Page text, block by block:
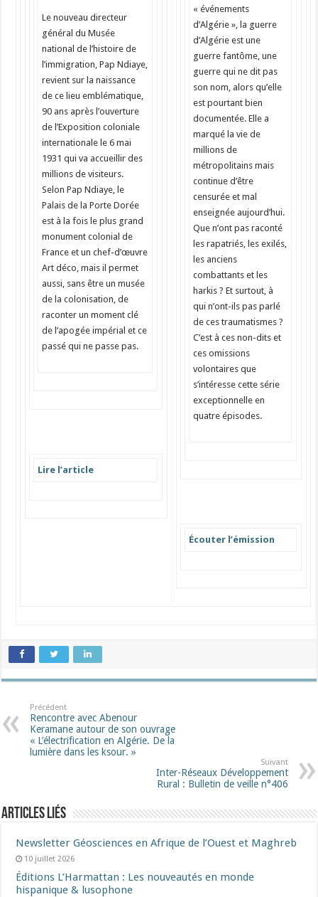
Le nouveau directeur
général du Musée
national de l’histoire de
l’immigration, Pap Ndiaye,
revient sur la naissance
de ce lieu emblématique,
90 ans après l’ouverture
de l’Exposition coloniale
internationale le 6 mai
1931 qui va accueillir des
millions de visiteurs.
Selon Pap Ndiaye, le
Palais de la Porte Dorée
est à la fois le plus grand
monument colonial de
France et un chef-d’œuvre
Art déco, mais il permet
aussi, sans être un musée
de la colonisation, de
raconter un moment clé
de l’apogée impérial et ce
passé qui ne passe pas.
Lire l’article
« événements
d’Algérie », la guerre
d’Algérie est une
guerre fantôme, une
guerre qui ne dit pas
son nom, alors qu’elle
est pourtant bien
documentée. Elle a
marqué la vie de
millions de
métropolitains mais
continue d’être
censurée et mal
enseignée aujourd’hui.
Que n’ont pas raconté
les rapatriés, les exilés,
les anciens
combattants et les
harkis ? Et surtout, à
qui n’ont-ils pas parlé
de ces traumatismes ?
C’est à ces non-dits et
ces omissions
volontaires que
s’intéresse cette série
exceptionnelle en
quatre épisodes.
Écouter l’émission
Précédent
Rencontre avec Abenour
Keramane autour de son ouvrage
« L’électrification en Algérie. De la
lumière dans les ksour. »
Suivant
Inter-Réseaux Développement
Rural : Bulletin de veille n°406
Articles liés
Newsletter Géosciences en Afrique de l’Ouest et Maghreb
10 juillet 2026
Éditions L’Harmattan : Les nouveautés en monde
hispanique & lusophone